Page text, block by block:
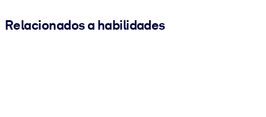
Relacionados a habilidades